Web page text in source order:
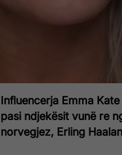
Influencerja Emma
pasi ndjekësit vunë re
norvegjez, Erling